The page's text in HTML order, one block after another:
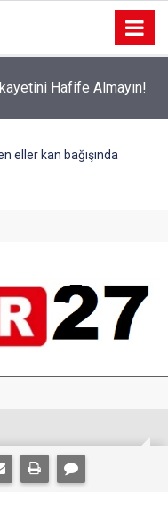
Hafife Almayın!
eller kan bağışında